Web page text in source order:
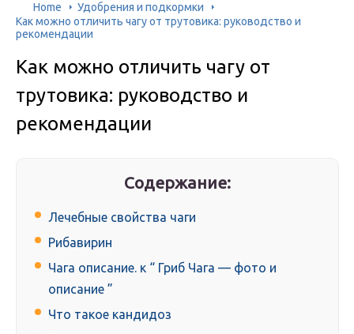
Home
Удобрения и подкормки
Как можно отличить чагу от трутовика: руководство и
рекомендации
Как можно отличить чагу от
трутовика: руководство и
рекомендации
Содержание:
Лечебные свойства чаги
Рибавирин
Чага описание. к “ Гриб Чага — фото и
описание ”
Что такое кандидоз